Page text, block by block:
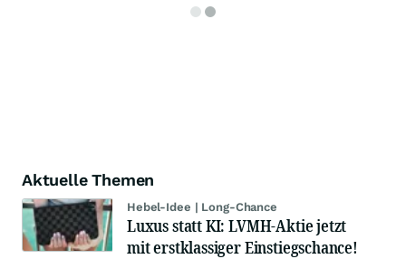
Aktuelle Themen
Hebel-Idee | Long-Chance
Luxus statt KI: LVMH-Aktie jetzt
mit erstklassiger Einstiegschance!